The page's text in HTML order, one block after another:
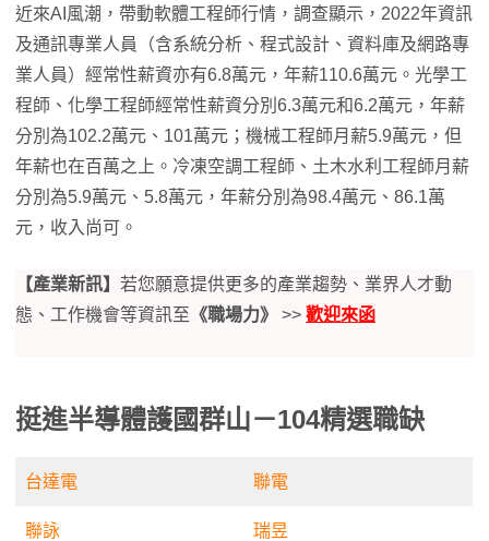
近來AI風潮，帶動軟體工程師行情，調查顯示，2022年資訊
及通訊專業人員（含系統分析、程式設計、資料庫及網路專
業人員）經常性薪資亦有6.8萬元，年薪110.6萬元。光學工
程師、化學工程師經常性薪資分別6.3萬元和6.2萬元，年薪
分別為102.2萬元、101萬元；機械工程師月薪5.9萬元，但
年薪也在百萬之上。冷凍空調工程師、土木水利工程師月薪
分別為5.9萬元、5.8萬元，年薪分別為98.4萬元、86.1萬
元，收入尚可。
【產業新訊】 若您願意提供更多的產業趨勢、業界人才動
態、工作機會等資訊至 《職場力》 >> 歡迎來函
挺進半導體護國群山－104精選職缺
台達電 聯電
聯詠 瑞昱